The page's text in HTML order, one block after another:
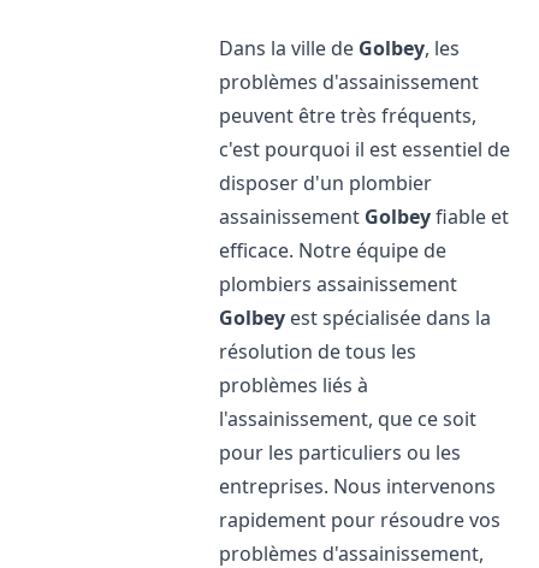
Dans la ville de Golbey, les
problèmes d'assainissement
peuvent être très fréquents,
c'est pourquoi il est essentiel de
disposer d'un plombier
assainissement Golbeyfiable et
efficace. Notre équipe de
plombiers assainissement
Golbey est spécialisée dans la
résolution de tous les
problèmes liés à
l'assainissement, que ce soit
pour les particuliers ou les
entreprises. Nous intervenons
rapidement pour résoudre vos
problèmes d'assainissement,